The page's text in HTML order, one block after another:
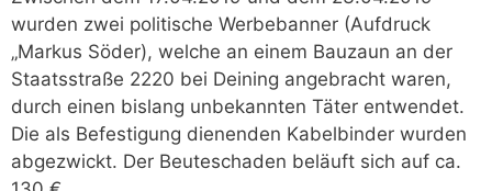
wurden zwei politische Werbebanner (Aufdruck
„Markus Söder), welche an einem Bauzaun an der
Staatsstraße 2220 bei Deining angebracht waren,
durch einen bislang unbekannten Täter entwendet.
Die als Befestigung dienenden Kabelbinder wurden
abgezwickt. Der Beuteschaden beläuft sich auf ca.